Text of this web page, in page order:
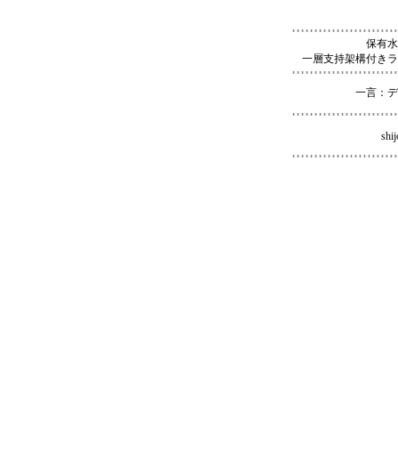
保有
一層支持架構付き
一言：